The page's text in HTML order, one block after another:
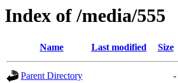
Index of /media/555
Name Last modified Size
Parent Directory
-